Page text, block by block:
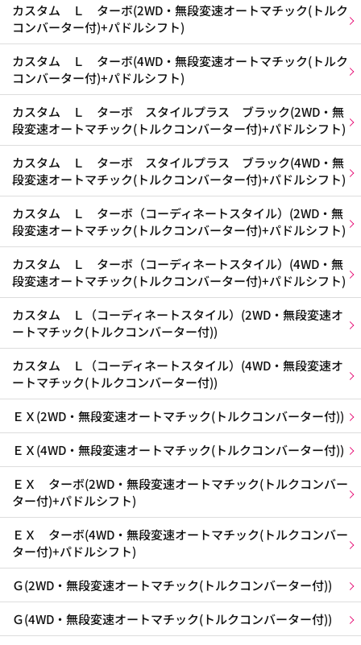
カスタム Ｌ ターボ(2WD・無段変速オートマチック(トルク
コンバーター付)+パドルシフト)
カスタム Ｌ ターボ(4WD・無段変速オートマチック(トルク
コンバーター付)+パドルシフト)
カスタム Ｌ ターボ スタイルプラス ブラック(2WD・無
段変速オートマチック(トルクコンバーター付)+パドルシフト)
カスタム Ｌ ターボ スタイルプラス ブラック(4WD・無
段変速オートマチック(トルクコンバーター付)+パドルシフト)
カスタム Ｌ ターボ（コーディネートスタイル）(2WD・無
段変速オートマチック(トルクコンバーター付)+パドルシフト)
カスタム Ｌ ターボ（コーディネートスタイル）(4WD・無
段変速オートマチック(トルクコンバーター付)+パドルシフト)
カスタム Ｌ（コーディネートスタイル）(2WD・無段変速オ
ートマチック(トルクコンバーター付))
カスタム Ｌ（コーディネートスタイル）(4WD・無段変速オ
ートマチック(トルクコンバーター付))
ＥＸ(2WD・無段変速オートマチック(トルクコンバーター付))
ＥＸ(4WD・無段変速オートマチック(トルクコンバーター付))
ＥＸ ターボ(2WD・無段変速オートマチック(トルクコンバー
ター付)+パドルシフト)
ＥＸ ターボ(4WD・無段変速オートマチック(トルクコンバー
ター付)+パドルシフト)
Ｇ(2WD・無段変速オートマチック(トルクコンバーター付))
Ｇ(4WD・無段変速オートマチック(トルクコンバーター付))